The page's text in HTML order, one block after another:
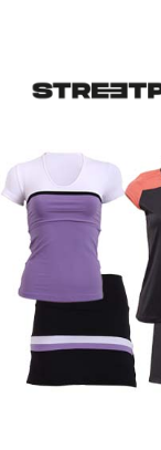
contenido